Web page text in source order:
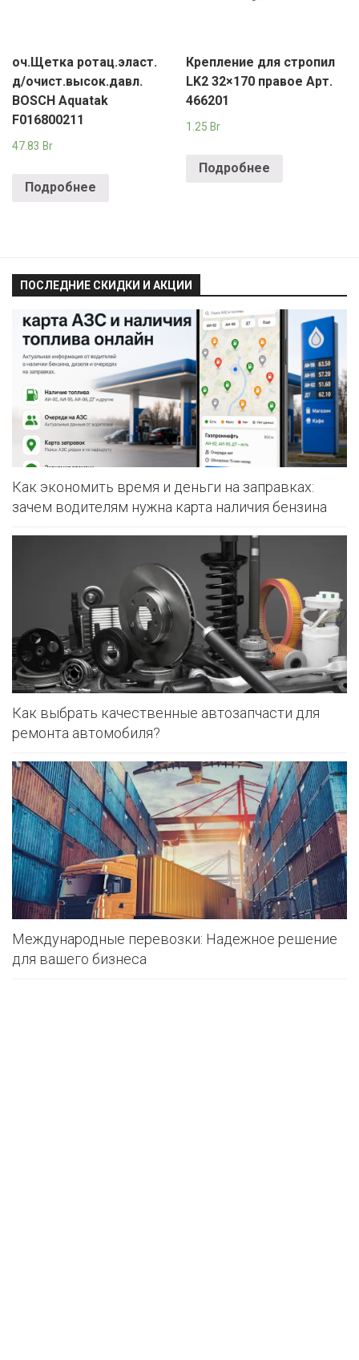
оч.Щетка ротац.эласт.
д/очист.высок.давл.
BOSCH Aquatak
F016800211
47.83 Br
Подробнее
Крепление для стропил
LK2 32×170 правое Арт.
466201
1.25 Br
Подробнее
ПОСЛЕДНИЕ СКИДКИ И АКЦИИ
Как экономить время и деньги на заправках:
зачем водителям нужна карта наличия бензина
Как выбрать качественные автозапчасти для
ремонта автомобиля?
Международные перевозки: Надежное решение
для вашего бизнеса